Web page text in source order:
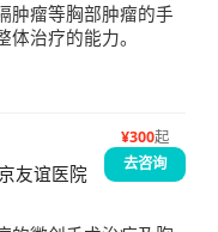
肿瘤等胸部肿瘤的手
治疗的能力。
友谊医院
¥300起
去咨询